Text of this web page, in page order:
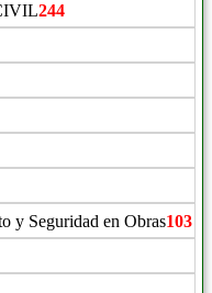
244
y Seguridad en Obras103